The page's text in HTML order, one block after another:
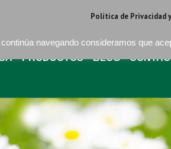
PRODUCTOS BLOG
Política de Privacidad
navegando consideramos que